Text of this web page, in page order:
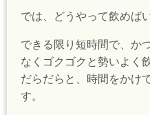
では、どうやって飲めば
できる限り短時間で、か
なくゴクゴクと勢いよく
だらだらと、時間をかけ
す。